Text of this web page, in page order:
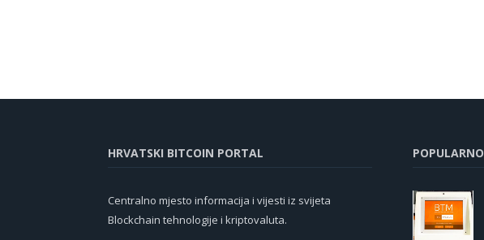
HRVATSKI BITCOIN PORTAL
Centralno mjesto informacija i vijesti iz svijeta
Blockchain tehnologije i kriptovaluta.
POPULARNO